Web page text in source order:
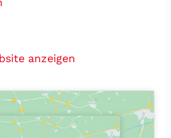
anzeigen